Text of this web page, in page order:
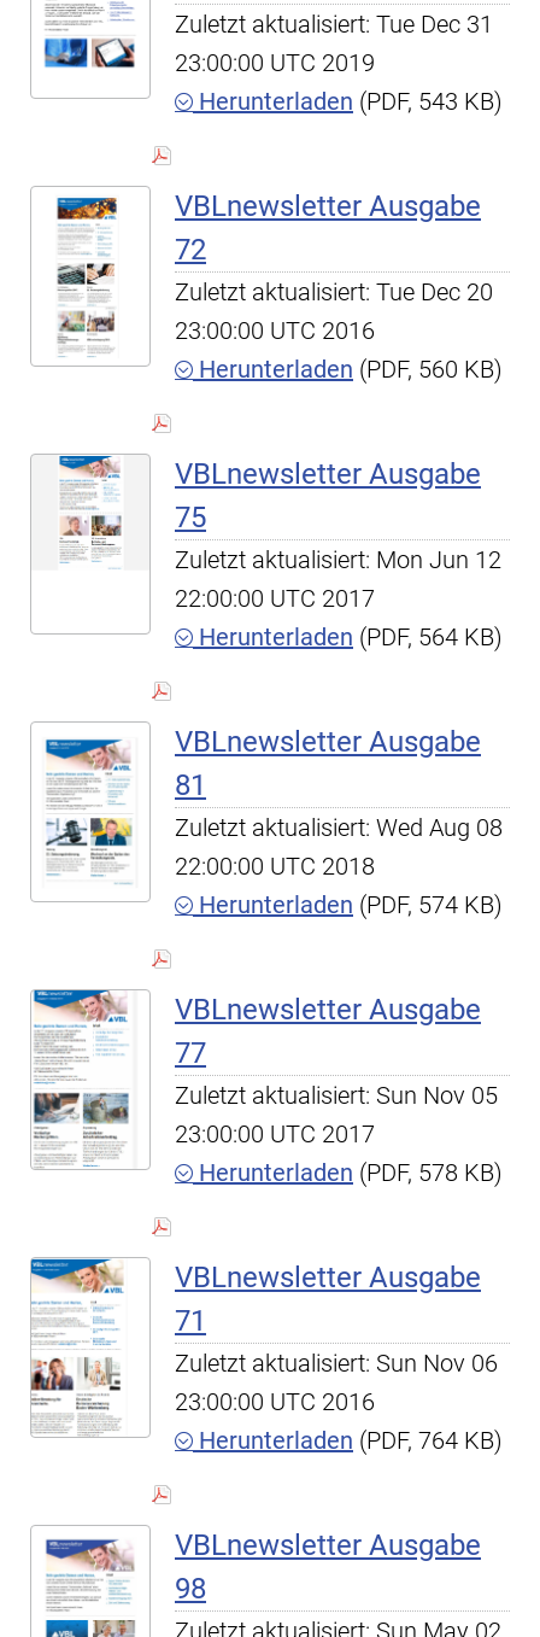
Zuletzt aktualisiert: Tue Dec 31
23:00:00 UTC 2019
Herunterladen (PDF, 543 KB)
VBLnewsletter Ausgabe
72
Zuletzt aktualisiert: Tue Dec 20
23:00:00 UTC 2016
Herunterladen (PDF, 560 KB)
VBLnewsletter Ausgabe
75
Zuletzt aktualisiert: Mon Jun 12
22:00:00 UTC 2017
Herunterladen (PDF, 564 KB)
VBLnewsletter Ausgabe
81
Zuletzt aktualisiert: Wed Aug 08
22:00:00 UTC 2018
Herunterladen (PDF, 574 KB)
VBLnewsletter Ausgabe
77
Zuletzt aktualisiert: Sun Nov 05
23:00:00 UTC 2017
Herunterladen (PDF, 578 KB)
VBLnewsletter Ausgabe
71
Zuletzt aktualisiert: Sun Nov 06
23:00:00 UTC 2016
Herunterladen (PDF, 764 KB)
VBLnewsletter Ausgabe
98
Zuletzt aktualisiert: Sun May 02